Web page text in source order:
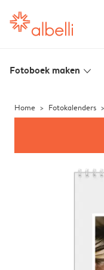
Fotoboek maken slim_arrow_down
Home Fotokalenders